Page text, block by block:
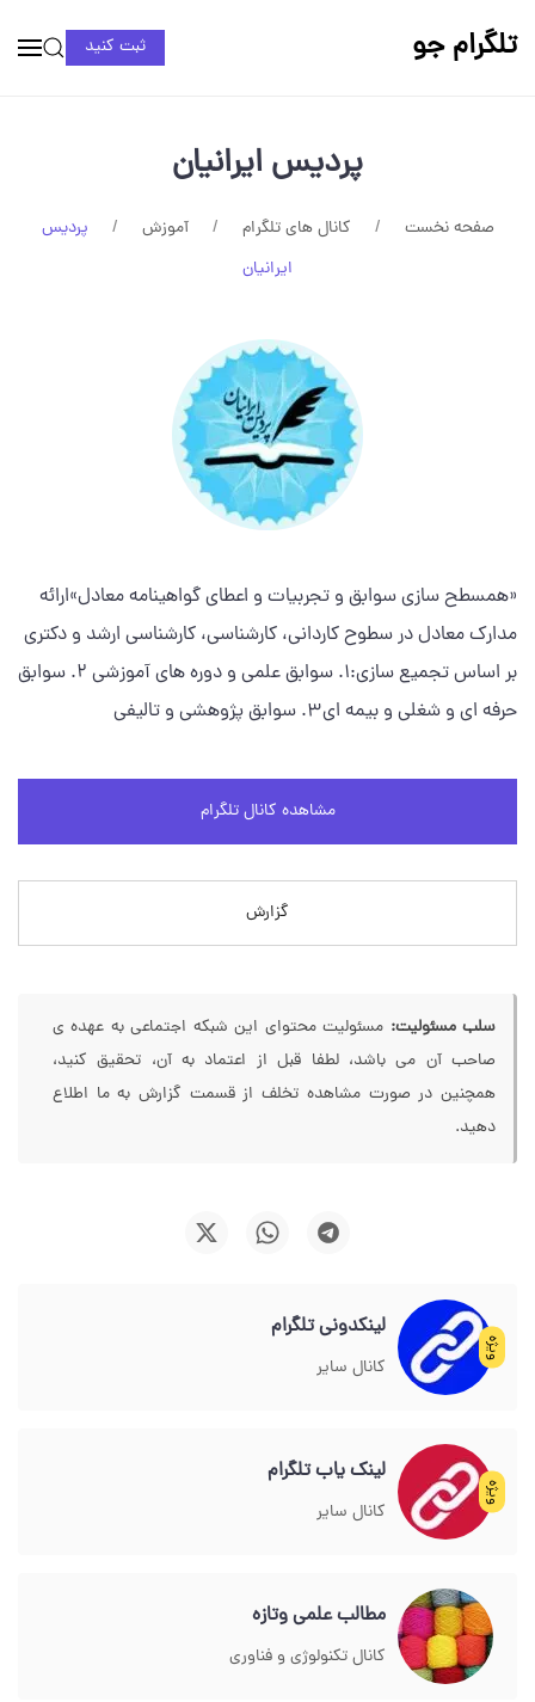
تلگرام جو ثبت کنید
پردیس ایرانیان
صفحه نخست کانال های تلگرام آموزش
پردیس
ایرانیان
«همسطح سازی سوابق و تجربیات و اعطای گواهینامه معادل»ارائه
مدارك معادل در سطوح کاردانی، كارشناسي، كارشناسي ارشد و دكتري
بر اساس تجميع سازي:١. سوابق علمي و دوره هاي آموزشي ٢. سوابق
حرفه اي و شغلي و بيمه اي٣. سوابق پژوهشي و تاليفي
مشاهده کانال تلگرام
گزارش
سلب مسئولیت: مسئولیت محتوای این شبکه اجتماعی به عهده ی
صاحب آن می باشد، لطفا قبل از اعتماد به آن، تحقیق کنید،
همچنین در صورت مشاهده تخلف از قسمت گزارش به ما اطلاع
دهید.
ویژه
لینکدونی تلگرام
کانال سایر
ویژه
لینک یاب تلگرام
کانال سایر
مطالب علمی وتازه
کانال تکنولوژی و فناوری